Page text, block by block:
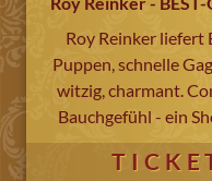
Roy Reinker liefert
Puppen, schnelle
witzig, charmant.
Bauchgefühl - ein